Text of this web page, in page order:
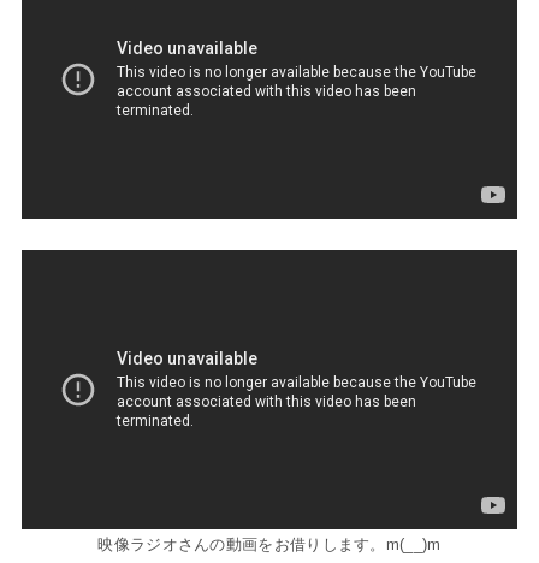
映像ラジオさんの動画をお借りします。m(__)m